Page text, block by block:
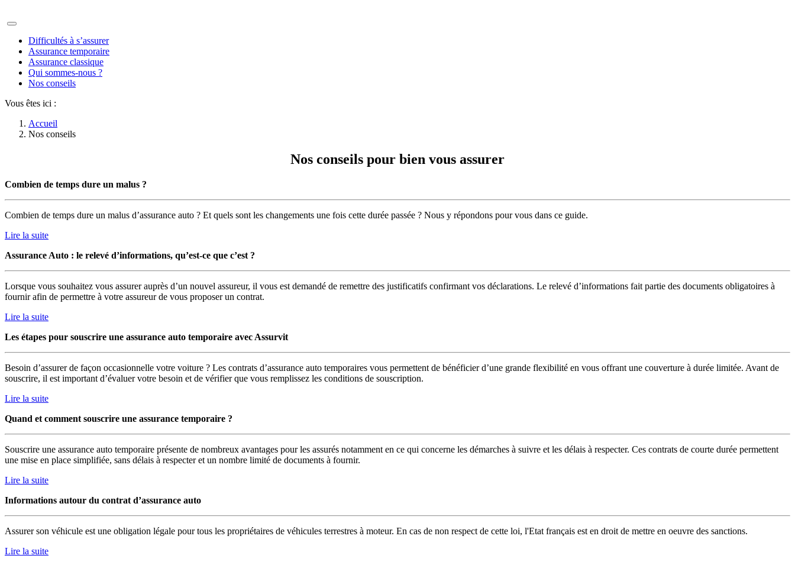
Difficultés à s’assurer
Assurance temporaire
Assurance classique
Qui sommes-nous ?
Nos conseils
Vous êtes ici :
Accueil
Nos conseils
Nos conseils pour bien vous assurer
Combien de temps dure un malus ?
Combien de temps dure un malus d’assurance auto ? Et quels sont les changements une fois cette durée passée ? Nous y répondons pour vous dans ce guide.
Lire la suite
Assurance Auto : le relevé d’informations, qu’est-ce que c’est ?
Lorsque vous souhaitez vous assurer auprès d’un nouvel assureur, il vous est demandé de remettre des justificatifs confirmant vos déclarations. Le relevé d’informations fait partie des documents obligatoires à
fournir afin de permettre à votre assureur de vous proposer un contrat.
Lire la suite
Les étapes pour souscrire une assurance auto temporaire avec Assurvit
Besoin d’assurer de façon occasionnelle votre voiture ? Les contrats d’assurance auto temporaires vous permettent de bénéficier d’une grande flexibilité en vous offrant une couverture à durée limitée. Avant de
souscrire, il est important d’évaluer votre besoin et de vérifier que vous remplissez les conditions de souscription.
Lire la suite
Quand et comment souscrire une assurance temporaire ?
Souscrire une assurance auto temporaire présente de nombreux avantages pour les assurés notamment en ce qui concerne les démarches à suivre et les délais à respecter. Ces contrats de courte durée permettent
une mise en place simplifiée, sans délais à respecter et un nombre limité de documents à fournir.
Lire la suite
Informations autour du contrat d’assurance auto
Assurer son véhicule est une obligation légale pour tous les propriétaires de véhicules terrestres à moteur. En cas de non respect de cette loi, l'Etat français est en droit de mettre en oeuvre des sanctions.
Lire la suite